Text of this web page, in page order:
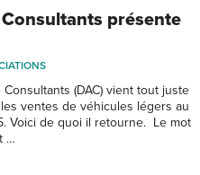
présente
(DAC) vient tout juste
ventes de véhicules légers au
Voici de quoi il retourne. Le mot
…